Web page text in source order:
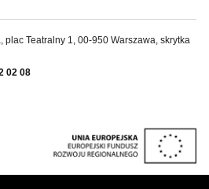
plac Teatralny 1, 00-950 Warszawa, skrytka
02 08